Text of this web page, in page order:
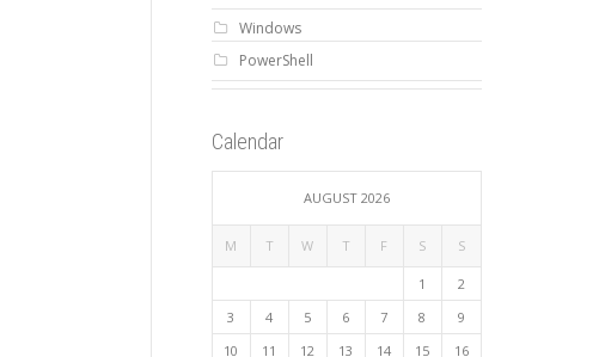
Windows
PowerShell
Calendar
AUGUST 2026
M T W T F S S
1
2
3
4 5 6 7 8
9
10
11 12 13 14 15 16